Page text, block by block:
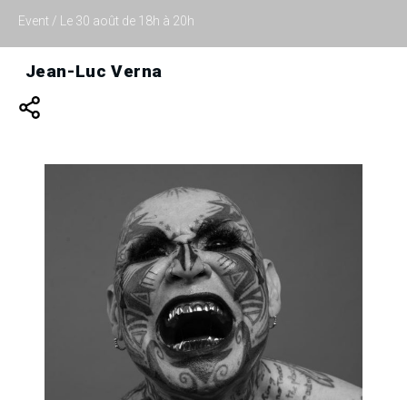
Event / Le 30 août de 18h à 20h
Jean-Luc Verna